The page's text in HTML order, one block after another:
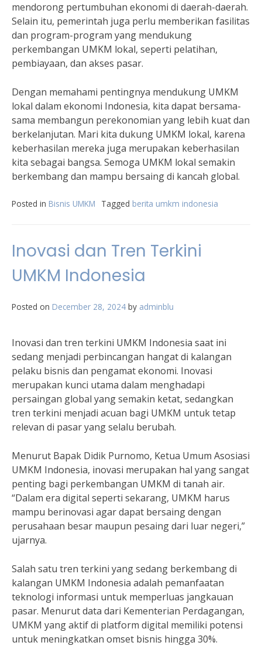
mendorong pertumbuhan ekonomi di daerah-daerah.
Selain itu, pemerintah juga perlu memberikan fasilitas
dan program-program yang mendukung
perkembangan UMKM lokal, seperti pelatihan,
pembiayaan, dan akses pasar.
Dengan memahami pentingnya mendukung UMKM
lokal dalam ekonomi Indonesia, kita dapat bersama-
sama membangun perekonomian yang lebih kuat dan
berkelanjutan. Mari kita dukung UMKM lokal, karena
keberhasilan mereka juga merupakan keberhasilan
kita sebagai bangsa. Semoga UMKM lokal semakin
berkembang dan mampu bersaing di kancah global.
Posted in Bisnis UMKM Tagged berita umkm indonesia
Inovasi dan Tren Terkini
UMKM Indonesia
Posted on December 28, 2024 by adminblu
Inovasi dan tren terkini UMKM Indonesia saat ini
sedang menjadi perbincangan hangat di kalangan
pelaku bisnis dan pengamat ekonomi. Inovasi
merupakan kunci utama dalam menghadapi
persaingan global yang semakin ketat, sedangkan
tren terkini menjadi acuan bagi UMKM untuk tetap
relevan di pasar yang selalu berubah.
Menurut Bapak Didik Purnomo, Ketua Umum Asosiasi
UMKM Indonesia, inovasi merupakan hal yang sangat
penting bagi perkembangan UMKM di tanah air.
“Dalam era digital seperti sekarang, UMKM harus
mampu berinovasi agar dapat bersaing dengan
perusahaan besar maupun pesaing dari luar negeri,”
ujarnya.
Salah satu tren terkini yang sedang berkembang di
kalangan UMKM Indonesia adalah pemanfaatan
teknologi informasi untuk memperluas jangkauan
pasar. Menurut data dari Kementerian Perdagangan,
UMKM yang aktif di platform digital memiliki potensi
untuk meningkatkan omset bisnis hingga 30%.